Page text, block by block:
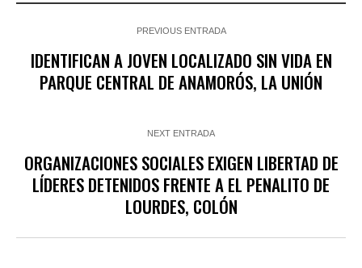
PREVIOUS ENTRADA
IDENTIFICAN A JOVEN LOCALIZADO SIN VIDA EN
PARQUE CENTRAL DE ANAMORÓS, LA UNIÓN
NEXT ENTRADA
ORGANIZACIONES SOCIALES EXIGEN LIBERTAD DE
LÍDERES DETENIDOS FRENTE A EL PENALITO DE
LOURDES, COLÓN